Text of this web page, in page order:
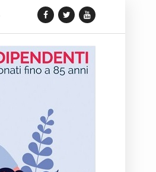
Edition del Carrera Chronograph in